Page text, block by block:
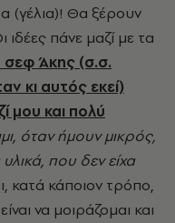
(γέλια)! Θα ξέρουν
πάνε μαζί με τα
σεφ Άκης (σ.σ.
κι αυτός εκεί)
μου και πολύ
όταν ήμουν μικρός,
που δεν είχα
κατά κάποιον τρόπο,
να μοιράζομαι και